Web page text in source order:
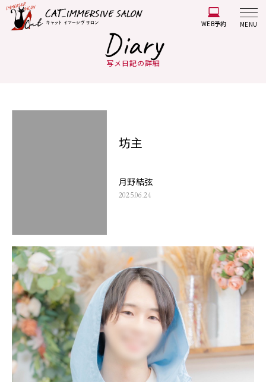
WEB予約 MENU
Diary
写メ日記の詳細
坊主
月野結弦
2025.06.24